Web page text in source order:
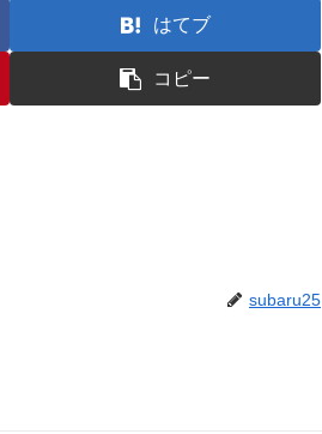
はてブ
コピー
subaru25